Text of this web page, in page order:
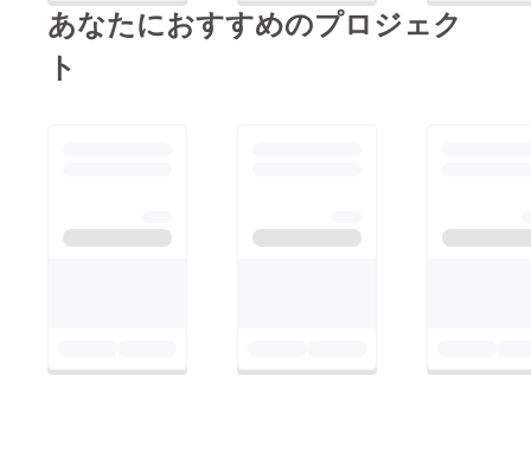
あなたにおすすめのプロジェク
ト